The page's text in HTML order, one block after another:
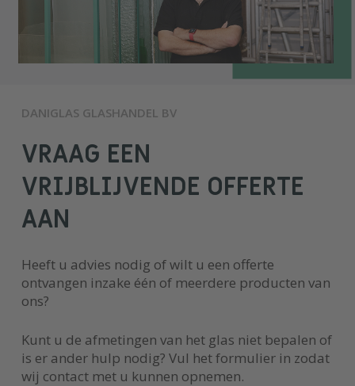
DANIGLAS GLASHANDEL BV
VRAAG EEN
VRIJBLIJVENDE OFFERTE
AAN
Heeft u advies nodig of wilt u een offerte
ontvangen inzake één of meerdere producten van
ons?
Kunt u de afmetingen van het glas niet bepalen of
is er ander hulp nodig? Vul het formulier in zodat
wij contact met u kunnen opnemen.